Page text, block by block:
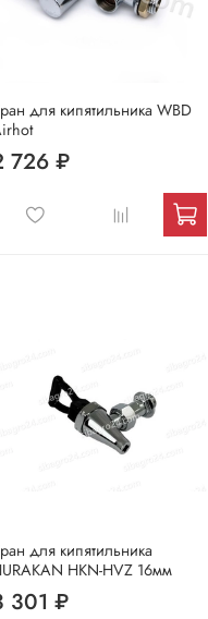
для кипятильника WBD
726 ₽
для кипятильника
HKN-HVZ 16мм
301 ₽